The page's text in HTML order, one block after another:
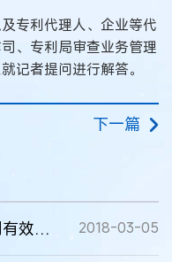
专利代理人、企业等代
、专利局审查业务管理
记者提问进行解答。
下一篇
EPO与柬埔寨签署的专利有效性协定生效 2018-03-05